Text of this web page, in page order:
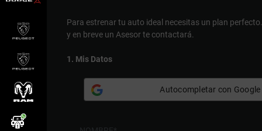
Para estrenar tu auto ideal necesitas un plan perfecto.
y en breve un Asesor te contactará.
1. Mis Datos
Autocompletar con Google